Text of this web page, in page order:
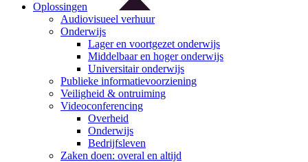
Oplossingen
Audiovisueel verhuur
Onderwijs
Lager en voortgezet onderwijs
Middelbaar en hoger onderwijs
Universitair onderwijs
Publieke informatievoorziening
Veiligheid & ontruiming
Videoconferencing
Overheid
Onderwijs
Bedrijfsleven
Zaken doen: overal en altijd